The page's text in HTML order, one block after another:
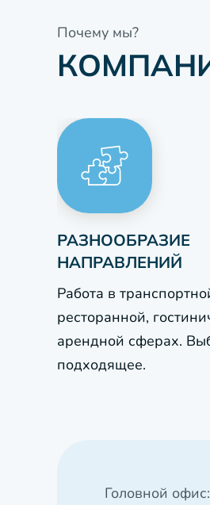
Почему мы?
РАЗНООБРАЗИЕ
НАПРАВЛЕНИЙ
Работа в
ресторанной,
арендной сферах.
подходящее.
Головной офис: